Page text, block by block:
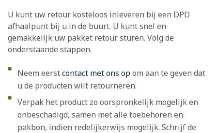
U kunt uw retour kosteloos inleveren bij een DPD
afhaalpunt bij u in de buurt. U kunt snel en
gemakkelijk uw pakket retour sturen. Volg de
onderstaande stappen.
Neem eerstcontact met ons opom aan te geven dat
u de producten wilt retourneren.
Verpak het product zo oorspronkelijk mogelijk en
onbeschadigd, samen met alle toebehoren en
pakbon, indien redelijkerwijs mogelijk. Schrijf de